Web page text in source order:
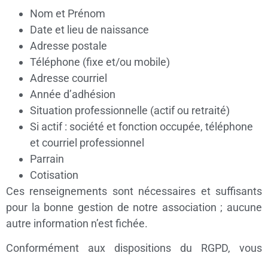
Nom et Prénom
Date et lieu de naissance
Adresse postale
Téléphone (fixe et/ou mobile)
Adresse courriel
Année d’adhésion
Situation professionnelle (actif ou retraité)
Si actif : société et fonction occupée, téléphone
et courriel professionnel
Parrain
Cotisation
Ces renseignements sont nécessaires et suffisants
pour la bonne gestion de notre association ; aucune
autre information n’est fichée.
Conformément aux dispositions du RGPD, vous